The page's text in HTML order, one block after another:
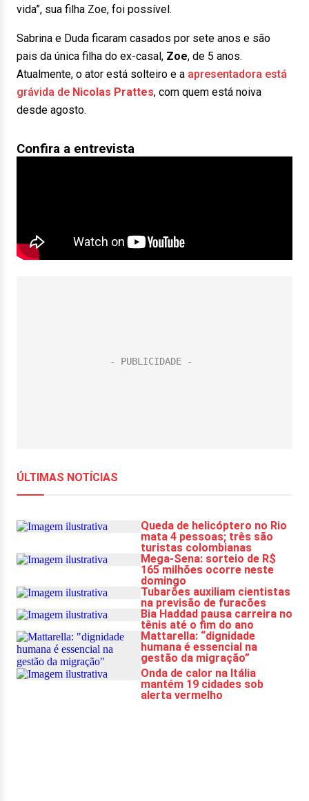
vida”, sua filha Zoe, foi possível.
Sabrina e Duda ficaram casados por sete anos e são
pais da única filha do ex-casal, Zoe, de 5 anos.
Atualmente, o ator está solteiro e a apresentadora está
grávida de Nicolas Prattes, com quem está noiva
desde agosto.
Confira a entrevista